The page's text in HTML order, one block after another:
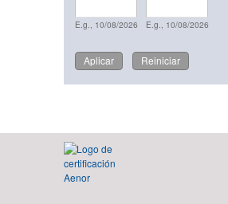
E.g., 10/08/2026 E.g., 10/08/2026